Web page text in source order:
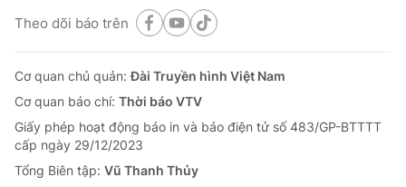
Theo dõi báo trên
Cơ quan chủ quản:Đài Truyền hình Việt Nam
Cơ quan báo chí: Thời báo VTV
Giấy phép hoạt động báo in và báo điện tử số 483/GP-BTTTT
cấp ngày 29/12/2023
Tổng Biên tập: Vũ Thanh Thủy